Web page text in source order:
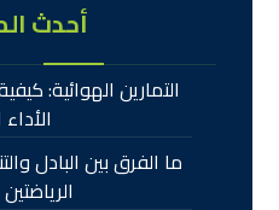
أحدث
التمارين الهوائية:
ما الفرق بين البادل